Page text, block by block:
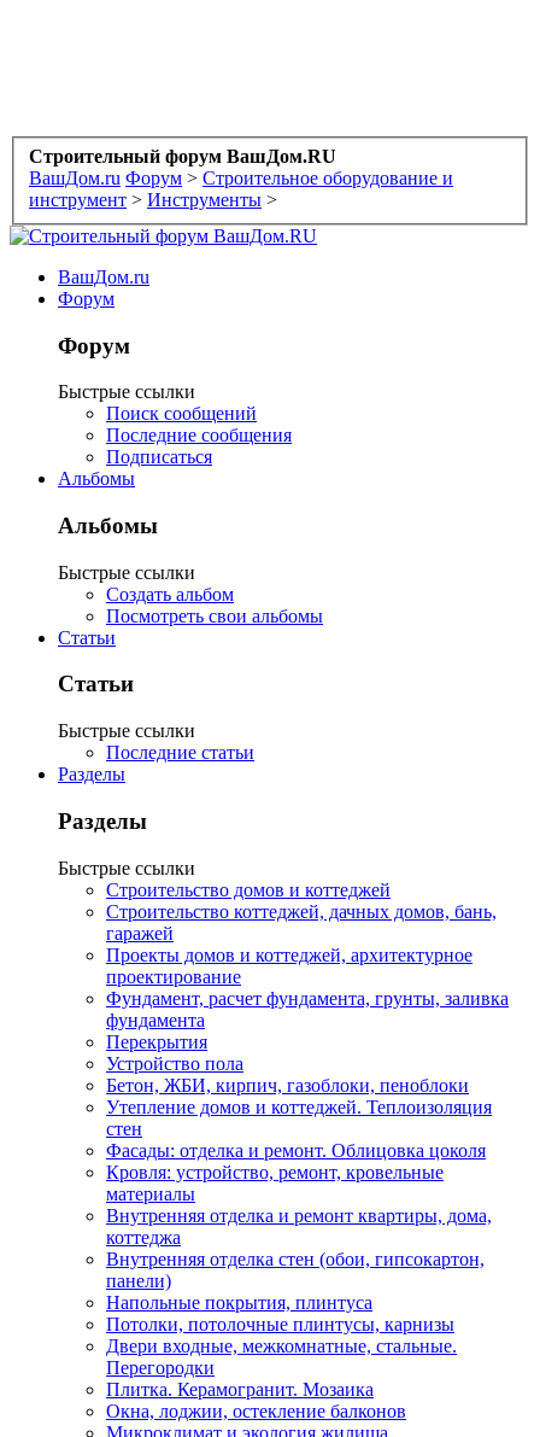
Строительный форум ВашДом.RU
ВашДом.ru Форум > Строительное оборудование и
инструмент > Инструменты >
ВашДом.ru
Форум
Форум
Быстрые ссылки
Поиск сообщений
Последние сообщения
Подписаться
Альбомы
Альбомы
Быстрые ссылки
Создать альбом
Посмотреть свои альбомы
Статьи
Статьи
Быстрые ссылки
Последние статьи
Разделы
Разделы
Быстрые ссылки
Строительство домов и коттеджей
Строительство коттеджей, дачных домов, бань,
гаражей
Проекты домов и коттеджей, архитектурное
проектирование
Фундамент, расчет фундамента, грунты, заливка
фундамента
Перекрытия
Устройство пола
Бетон, ЖБИ, кирпич, газоблоки, пеноблоки
Утепление домов и коттеджей. Теплоизоляция
стен
Фасады: отделка и ремонт. Облицовка цоколя
Кровля: устройство, ремонт, кровельные
материалы
Внутренняя отделка и ремонт квартиры, дома,
коттеджа
Внутренняя отделка стен (обои, гипсокартон,
панели)
Напольные покрытия, плинтуса
Потолки, потолочные плинтусы, карнизы
Двери входные, межкомнатные, стальные.
Перегородки
Плитка. Керамогранит. Мозаика
Окна, лоджии, остекление балконов
Микроклимат и экология жилища